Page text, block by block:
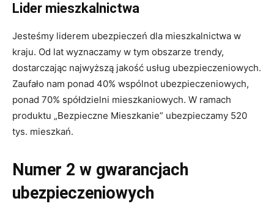
Lider mieszkalnictwa
Jesteśmy liderem ubezpieczeń dla mieszkalnictwa w
kraju. Od lat wyznaczamy w tym obszarze trendy,
dostarczając najwyższą jakość usług ubezpieczeniowych.
Zaufało nam ponad 40% wspólnot ubezpieczeniowych,
ponad 70% spółdzielni mieszkaniowych. W ramach
produktu „Bezpieczne Mieszkanie” ubezpieczamy 520
tys. mieszkań.
Numer 2 w gwarancjach
ubezpieczeniowych